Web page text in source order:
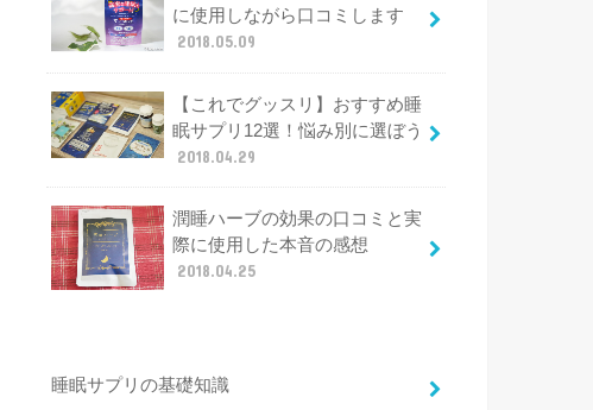
に使用しながら口コミします
2018.05.09
【これでグッスリ】おすすめ睡
眠サプリ12選！悩み別に選ぼう
2018.04.29
潤睡ハーブの効果の口コミと実
際に使用した本音の感想
2018.04.25
睡眠サプリの基礎知識